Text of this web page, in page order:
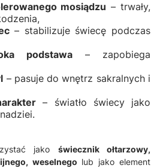
mosiądzu – trwały,
– stabilizuje świecę podczas
podstawa – zapobiega
– pasuje do wnętrz sakralnych i
– światło świecy jako
jako świecznik ołtarzowy,
weselnego lub jako element